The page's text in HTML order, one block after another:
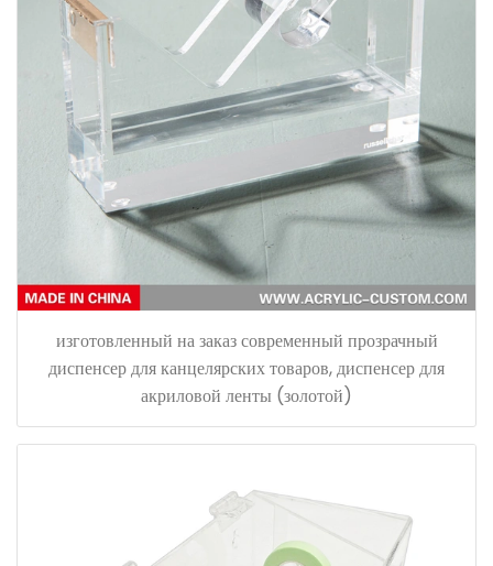
изготовленный на заказ современный прозрачный
диспенсер для канцелярских товаров, диспенсер для
акриловой ленты (золотой)